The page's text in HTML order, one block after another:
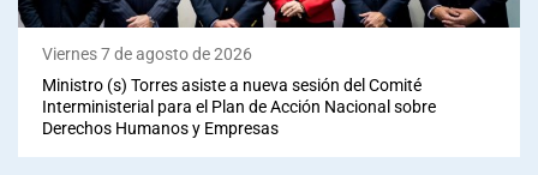
Viernes 7 de agosto de 2026
Ministro (s) Torres asiste a nueva sesión del Comité
Interministerial para el Plan de Acción Nacional sobre
Derechos Humanos y Empresas